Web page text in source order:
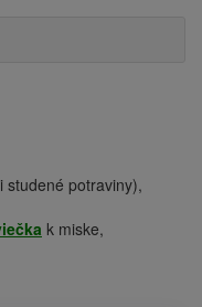
studené potraviny),
k miske,